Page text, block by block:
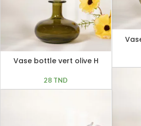
Vase bottle vert olive H
28 TND